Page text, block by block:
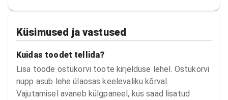
Küsimused ja vastused
Kuidas toodet tellida?
Lisa toode ostukorvi toote kirjelduse lehel. Ostukorvi
nupp asub lehe ülaosas keelevaliku kõrval.
Vajutamisel avaneb külgpaneel, kus saad lisatud